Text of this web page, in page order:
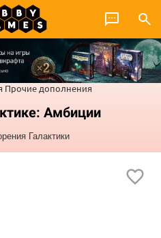
Прочие дополнения
Амбиции
Галактики